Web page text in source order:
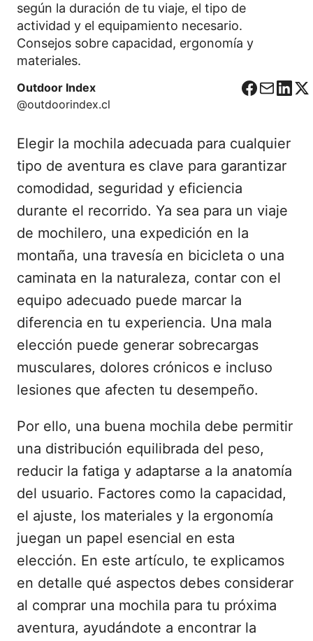
según la duración de tu viaje, el tipo de
actividad y el equipamiento necesario.
Consejos sobre capacidad, ergonomía y
materiales.
Outdoor Index
@outdoorindex.cl
F
e
b
k
C
r
e
L
k
e
n
X
Elegir la mochila adecuada para cualquier
tipo de aventura es clave para garantizar
comodidad, seguridad y eficiencia
durante el recorrido. Ya sea para un viaje
de mochilero, una expedición en la
montaña, una travesía en bicicleta o una
caminata en la naturaleza, contar con el
equipo adecuado puede marcar la
diferencia en tu experiencia. Una mala
elección puede generar sobrecargas
musculares, dolores crónicos e incluso
lesiones que afecten tu desempeño.
Por ello, una buena mochila debe permitir
una distribución equilibrada del peso,
reducir la fatiga y adaptarse a la anatomía
del usuario. Factores como la capacidad,
el ajuste, los materiales y la ergonomía
juegan un papel esencial en esta
elección. En este artículo, te explicamos
en detalle qué aspectos debes considerar
al comprar una mochila para tu próxima
aventura, ayudándote a encontrar la